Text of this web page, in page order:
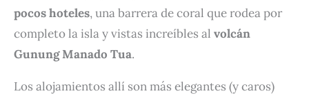
pocos hoteles, una barrera de coral que rodea por
completo la isla y vistas increíbles al volcán
Gunung Manado Tua.
Los alojamientos allí son más elegantes (y caros)